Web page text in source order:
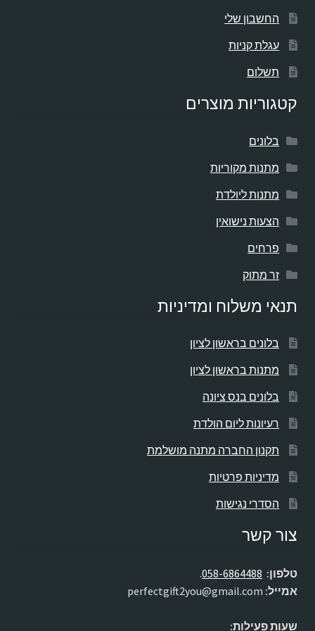
החשבון שלי
עגלת קניות
תשלום
קטגוריות מוצרים
בלונים
מתנות מקוריות
מתנות ליולדת
הצעות נישואין
פרחים
זר מתוק
תנאי משלוח ומדיניות
בלונים בראשון לציון
מתנות בראשון לציון
בלונים בנס ציונה
רעיונות ליום הולדת
תקנון החברה מתנה מושלמת
מדיניות פרטיות
הסדרי נגישות
צור קשר
טלפון: 058-6864488
.
אמייל:
שעות פעילות: